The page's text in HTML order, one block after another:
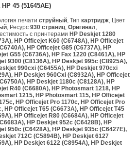
45 (51645AE)
печатиструйный, Типкартридж, Цвет
, Ресурс930 страниц,Оригинал,
с принтерами HP Deskjet 1280
HP Officejet K60 (C6748A), HP Officejet
HP Officejet G85 (C6737A), HP
G55 (C6736A), HP Fax 1220 (C8461A), HP
9300 (C8136A), HP Deskjet 995c (C8925A),
990cxi (C6455A), HP Deskjet 970cxi
HP Deskjet 960Cxi (C8932A), HP Officejet
HP Deskjet 1180c (C8128A), HP
R40 (C6680A), HP Photosmart 1218, HP
1215, HP Photosmart 115, HP Officejet
HP Officejet Pro 1170c, HP Officejet Pro
HP Officejet T65 (C6673A), HP Officejet T45
HP Officejet R80 (C6684A), HP Officejet
HP Deskjet 952c (C6428B), HP
950c (C6428A), HP Deskjet 935c (C6427E),
712C (C5894B), HP Deskjet 6127
HP Deskjet 6122 (C8954A), HP Deskjet